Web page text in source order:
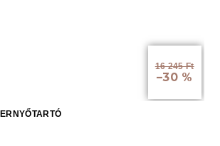
16 245 Ft
–30 %